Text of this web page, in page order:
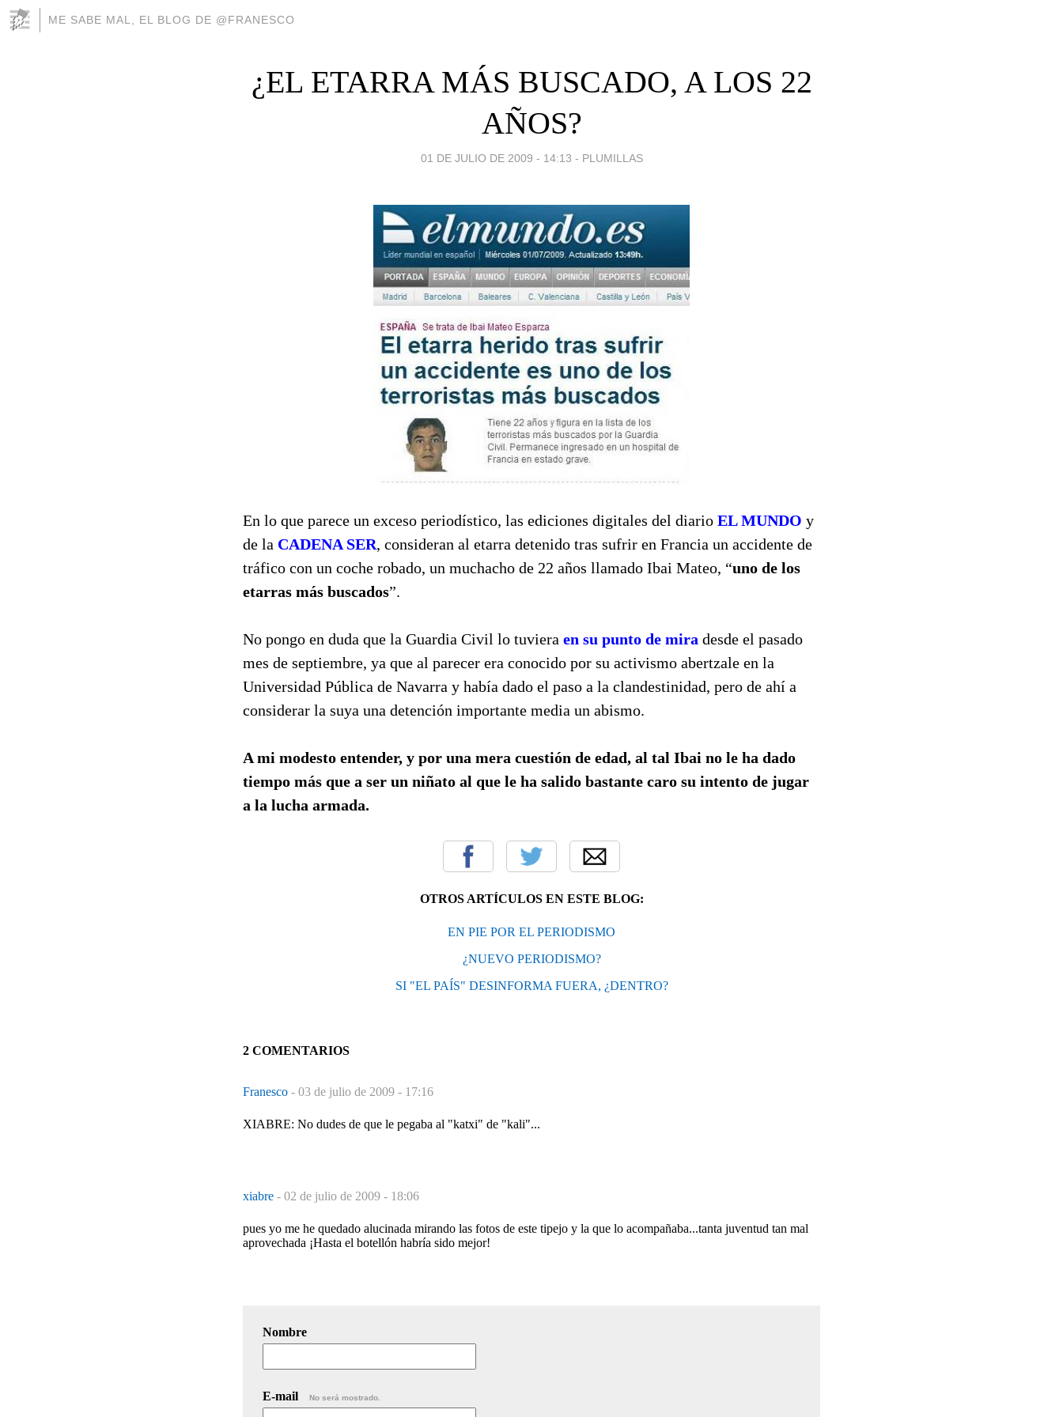
ME SABE MAL, EL BLOG DE @FRANESCO
¿EL ETARRA MÁS BUSCADO, A LOS 22
AÑOS?
01 DE JULIO DE 2009 - 14:13 - PLUMILLAS
En lo que parece un exceso periodístico, las ediciones digitales del diario EL MUNDO y
de la CADENA SER, consideran al etarra detenido tras sufrir en Francia un accidente de
tráfico con un coche robado, un muchacho de 22 años llamado Ibai Mateo, “uno de los
etarras más buscados”.
No pongo en duda que la Guardia Civil lo tuviera en su punto de mira desde el pasado
mes de septiembre, ya que al parecer era conocido por su activismo abertzale en la
Universidad Pública de Navarra y había dado el paso a la clandestinidad, pero de ahí a
considerar la suya una detención importante media un abismo.
A mi modesto entender, y por una mera cuestión de edad, al tal Ibai no le ha dado
tiempo más que a ser un niñato al que le ha salido bastante caro su intento de jugar
a la lucha armada.
OTROS ARTÍCULOS EN ESTE BLOG:
EN PIE POR EL PERIODISMO
¿NUEVO PERIODISMO?
SI "EL PAÍS" DESINFORMA FUERA, ¿DENTRO?
2 COMENTARIOS
Franesco - 03 de julio de 2009 - 17:16
XIABRE: No dudes de que le pegaba al "katxi" de "kali"...
xiabre - 02 de julio de 2009 - 18:06
pues yo me he quedado alucinada mirando las fotos de este tipejo y la que lo acompañaba...tanta juventud tan mal
aprovechada ¡Hasta el botellón habría sido mejor!
Nombre
E-mail No será mostrado.